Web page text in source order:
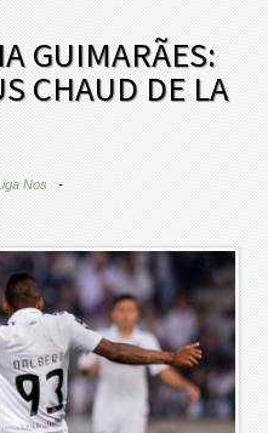
GUIMARÃES:
CHAUD DE LA
Nos